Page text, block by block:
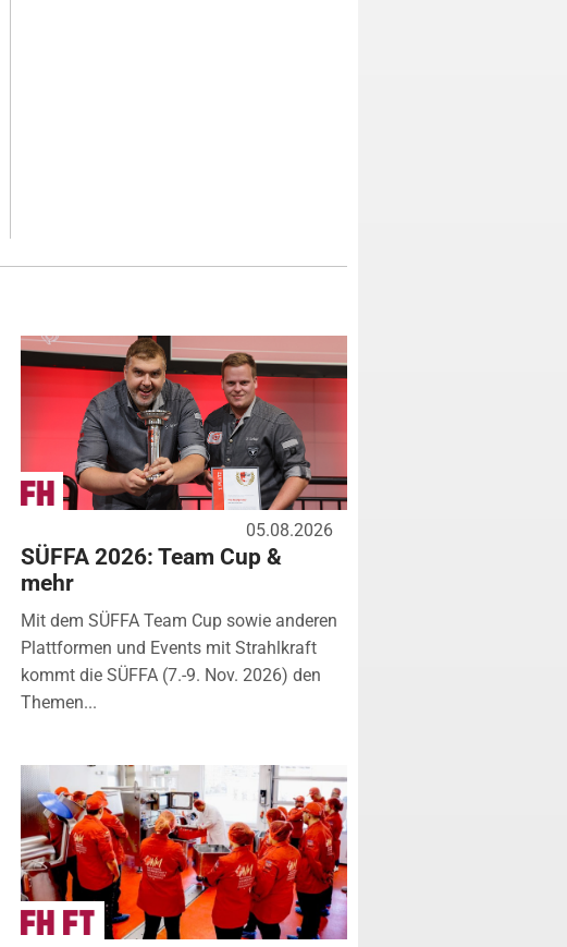
05.08.2026
SÜFFA 2026: Team Cup &
mehr
Mit dem SÜFFA Team Cup sowie anderen
Plattformen und Events mit Strahlkraft
kommt die SÜFFA (7.-9. Nov. 2026) den
Themen...